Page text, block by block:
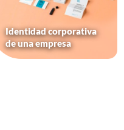
Identidad corporativa
de una empresa